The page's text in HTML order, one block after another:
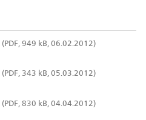
(PDF, 949 kB, 06.02.2012)
(PDF, 343 kB, 05.03.2012)
(PDF, 830 kB, 04.04.2012)